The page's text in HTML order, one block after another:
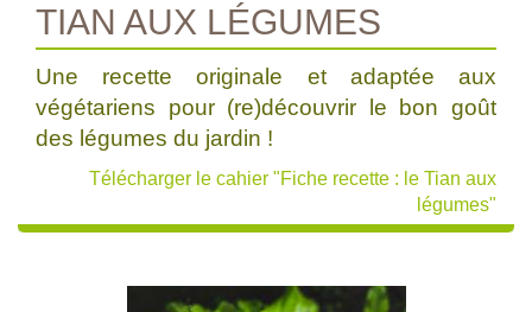
TIAN AUX LÉGUMES
Une recette originale et adaptée aux
végétariens pour (re)découvrir le bon goût
des légumes du jardin !
Télécharger le cahier "Fiche recette : le Tian aux
légumes"